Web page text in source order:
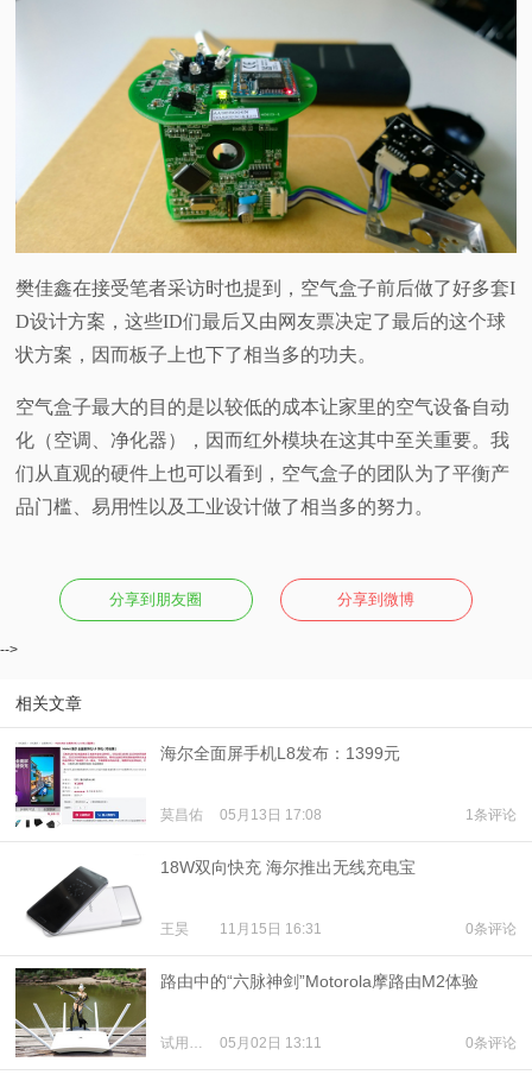
樊佳鑫在接受笔者采访时也提到，空气盒子前后做了好多套I
D设计方案，这些ID们最后又由网友票决定了最后的这个球
状方案，因而板子上也下了相当多的功夫。
空气盒子最大的目的是以较低的成本让家里的空气设备自动
化（空调、净化器），因而红外模块在这其中至关重要。我
们从直观的硬件上也可以看到，空气盒子的团队为了平衡产
品门槛、易用性以及工业设计做了相当多的努力。
分享到朋友圈 分享到微博
-->
相关文章
海尔全面屏手机L8发布：1399元
莫昌佑 05月13日 17:08 1条评论
18W双向快充 海尔推出无线充电宝
王昊 11月15日 16:31 0条评论
路由中的“六脉神剑”Motorola摩路由M2体验
试用体验 05月02日 13:11 0条评论